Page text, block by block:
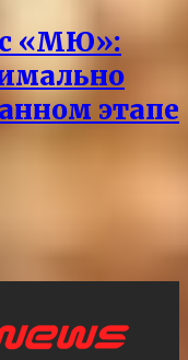
с «МЮ»:
этапе